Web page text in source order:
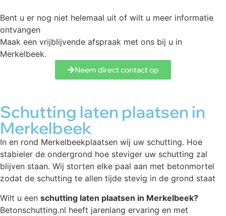
Bent u er nog niet helemaal uit of wilt u meer informatie
ontvangen
Maak een vrijblijvende afspraak met ons bij u in
Merkelbeek.
Neem direct contact op
Schutting laten plaatsen in
Merkelbeek
In en rond Merkelbeekplaatsen wij uw schutting. Hoe
stabieler de ondergrond hoe steviger uw schutting zal
blijven staan. Wij storten elke paal aan met betonmortel
zodat de schutting te allen tijde stevig in de grond staat
Wilt u een schutting laten plaatsen in Merkelbeek?
Betonschutting.nl heeft jarenlang ervaring en met